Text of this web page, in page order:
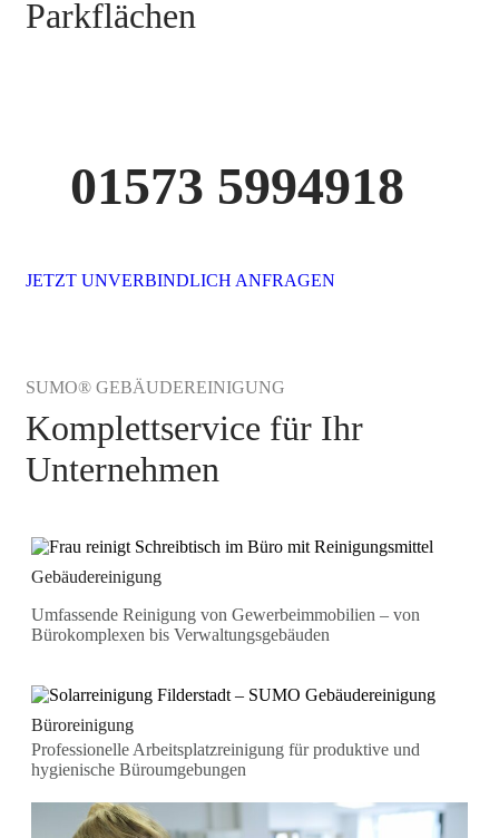
Parkflächen
01573 5994918
JETZT UNVERBINDLICH ANFRAGEN
SUMO® GEBÄUDEREINIGUNG
Komplettservice für Ihr
Unternehmen
Gebäudereinigung
Umfassende Reinigung von Gewerbeimmobilien – von
Bürokomplexen bis Verwaltungsgebäuden
Büroreinigung
Professionelle Arbeitsplatzreinigung für produktive und
hygienische Büroumgebungen